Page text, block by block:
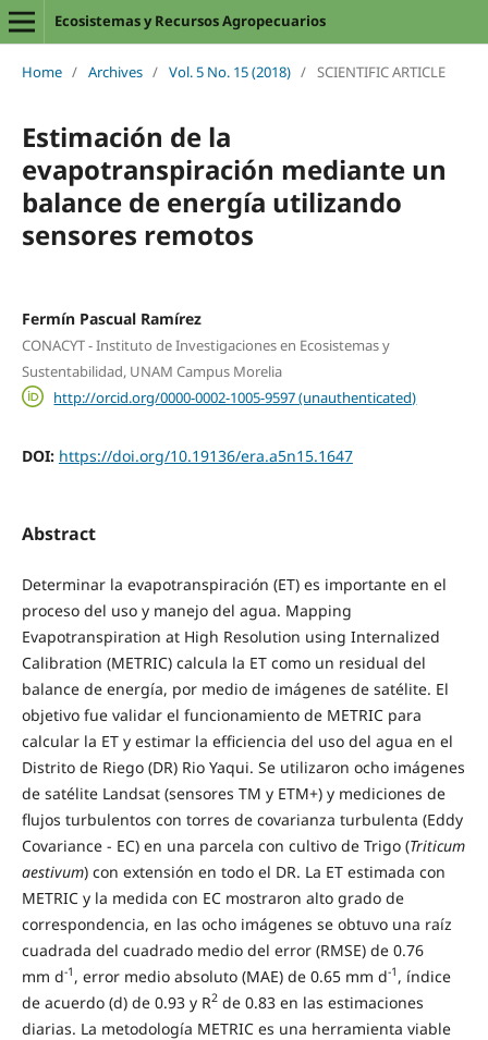
Ecosistemas y Recursos Agropecuarios
Home / Archives / Vol. 5 No. 15 (2018) / SCIENTIFIC ARTICLE
Estimación de la
evapotranspiración mediante un
balance de energía utilizando
sensores remotos
Fermín Pascual Ramírez
CONACYT - Instituto de Investigaciones en Ecosistemas y
Sustentabilidad, UNAM Campus Morelia
http://orcid.org/0000-0002-1005-9597 (unauthenticated)
DOI: https://doi.org/10.19136/era.a5n15.1647
Abstract
Determinar la evapotranspiración (ET) es importante en el
proceso del uso y manejo del agua. Mapping
Evapotranspiration at High Resolution using Internalized
Calibration (METRIC) calcula la ET como un residual del
balance de energía, por medio de imágenes de satélite. El
objetivo fue validar el funcionamiento de METRIC para
calcular la ET y estimar la efficiencia del uso del agua en el
Distrito de Riego (DR) Rio Yaqui. Se utilizaron ocho imágenes
de satélite Landsat (sensores TM y ETM+) y mediciones de
flujos turbulentos con torres de covarianza turbulenta (Eddy
Covariance - EC) en una parcela con cultivo de Trigo (Triticum
aestivum) con extensión en todo el DR. La ET estimada con
METRIC y la medida con EC mostraron alto grado de
correspondencia, en las ocho imágenes se obtuvo una raíz
cuadrada del cuadrado medio del error (RMSE) de 0.76
mm d-1 , error medio absoluto (MAE) de 0.65 mm d-1 , índice
de acuerdo (d) de 0.93 y R2de 0.83 en las estimaciones
diarias. La metodología METRIC es una herramienta viable